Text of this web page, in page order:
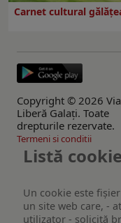
Carnet cultural
Copyright © 2026
Liberă Galaţi. Toate
drepturile rezervate.
Termeni si conditii
Listă
Un cookie este
un site web care, -
utilizator - solicită